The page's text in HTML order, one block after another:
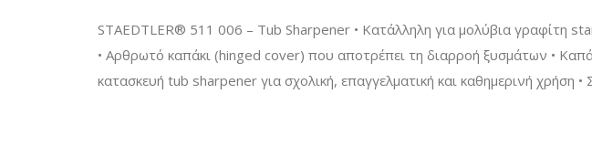
STAEDTLER® 511 006 – Tub Sharpener • Κατάλληλη για μολύβια γραφίτη
• Αρθρωτό καπάκι (hinged cover) που αποτρέπει τη διαρροή ξυσμάτων •
κατασκευή tub sharpener για σχολική, επαγγελματική και καθημερινή